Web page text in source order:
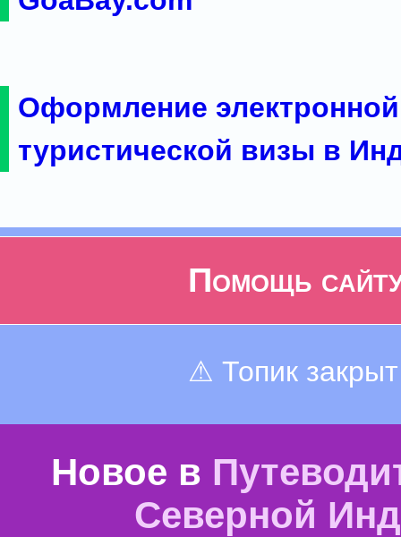
Оформление электронной
туристической визы в
Помощь
⚠ Топик закрыт
Новое в
Северной